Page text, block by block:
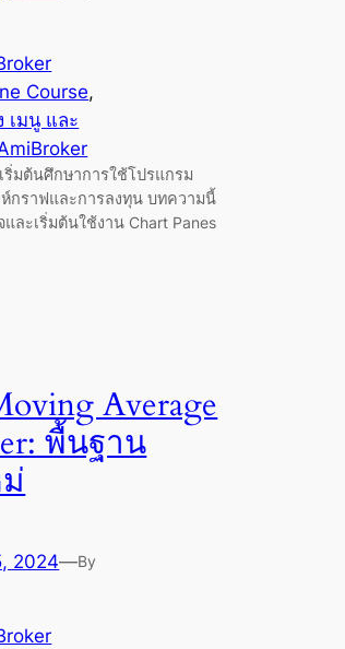
Course
เมนู และ
มต้นศึกษาการใช้โปรแกรม
ห์กราฟและการลงทุน บทความนี้
ละเริ่มต้นใช้งาน Chart Panes
Average
พื้นฐาน
2024—By